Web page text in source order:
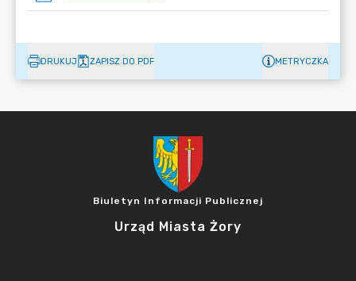
DRUKUJ ZAPISZ DO PDF METRYCZKA
Biuletyn Informacji Publicznej
Urząd Miasta Żory